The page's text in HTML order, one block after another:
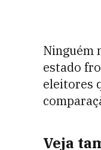
Ninguém
estado
eleitores
Veja